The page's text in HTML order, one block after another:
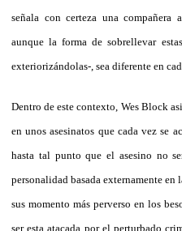
señala con certeza una compañera
aunque la forma de sobrellevar
exteriorizándolas-, sea diferente en
Dentro de este contexto, Wes Block
en unos asesinatos que cada vez se
hasta tal punto que el asesino no
personalidad basada externamente en
sus momento más perverso en los
ser esta atacada por el perturbado